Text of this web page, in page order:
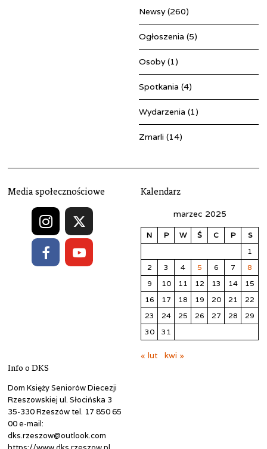
Newsy(260)
Ogłoszenia (5)
Osoby(1)
Spotkania (4)
Wydarzenia (1)
Zmarli (14)
Media społecznościowe Kalendarz
marzec 2025
N P W Ś C P
S
1
2
3 4 5 6 7
8
9
10 11 12 13 14
15
16
17 18 19 20 21
22
23
24 25 26 27 28
29
30
31
« lut
kwi »
Info o DKS
Dom Księży Seniorów Diecezji
Rzeszowskiej ul. Słocińska 3
35-330 Rzeszów tel. 17 850 65
00 e-mail:
dks.rzeszow@outlook.com